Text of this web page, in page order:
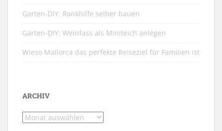
Garten-DIY: Rankhilfe selber bauen
Garten-DIY: Weinfass als Miniteich anlegen
Wieso Mallorca das perfekte Reiseziel für Familien ist
ARCHIV
Archiv